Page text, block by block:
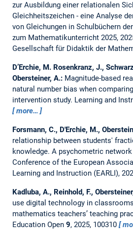
zur Ausbildung einer relationalen
Gleichheitszeichen - eine Analyse
von Gleichungen in Schulbüchern
zum Mathematikunterricht 2025,
Gesellschaft für Didaktik der
D’Erchie, M. Rosenkranz, J.,
Obersteiner, A.: Magnitude-based
natural number bias when
intervention study. Learning and
more…
Forsmann, C., D'Erchie, M.,
relationship between students'
knowledge. A psychometric
Conference of the European
Learning and Instruction (EARLI),
Kadluba, A., Reinhold, F.,
use digital technology in
mathematics teachers’ teaching
Education Open 9, 2025, 100310